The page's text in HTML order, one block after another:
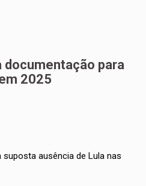
documentação para
2025